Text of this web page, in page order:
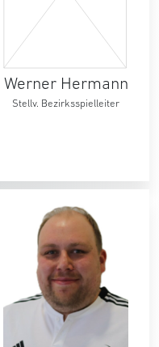
Werner Hermann
Stellv. Bezirksspielleiter